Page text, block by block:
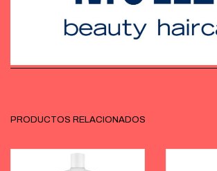
PRODUCTOS RELACIONADOS